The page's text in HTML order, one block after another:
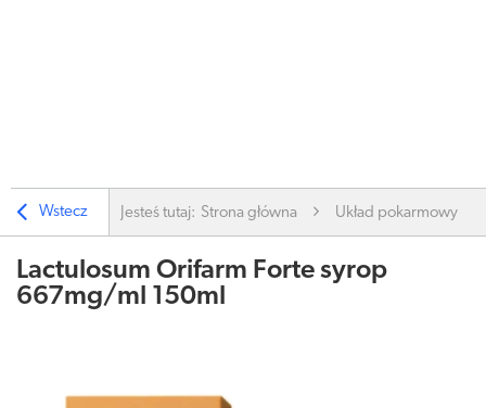
Wstecz Jesteś tutaj: Strona główna Układ pokarmowy
Lactulosum Orifarm Forte syrop
667mg/ml 150ml